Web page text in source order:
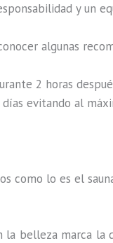
y un
algunas
2 horas
evitando al
como lo es el
belleza marca la